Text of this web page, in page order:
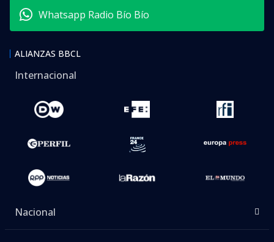
Whatsapp Radio Bío Bío
ALIANZAS BBCL
Internacional
Nacional